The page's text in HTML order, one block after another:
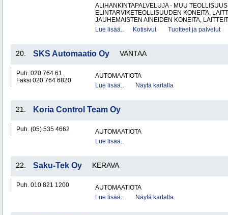
ALIHANKINTAPALVELUJA - MUU TEOLLISUUS
ELINTARVIKETEOLLISUUDEN KONEITA,
JAUHEMAISTEN AINEIDEN KONEITA,
Lue lisää..
Kotisivut Tuotteet ja palvelut
20. SKS Automaatio Oy VANTAA
Puh. 020 764 61
Faksi 020 764 6820
AUTOMAATIOTA
Lue lisää..
Näytä kartalla
21. Koria Control Team Oy
Puh. (05) 535 4662
AUTOMAATIOTA
Lue lisää..
22. Saku-Tek Oy KERAVA
Puh. 010 821 1200
AUTOMAATIOTA
Lue lisää..
Näytä kartalla